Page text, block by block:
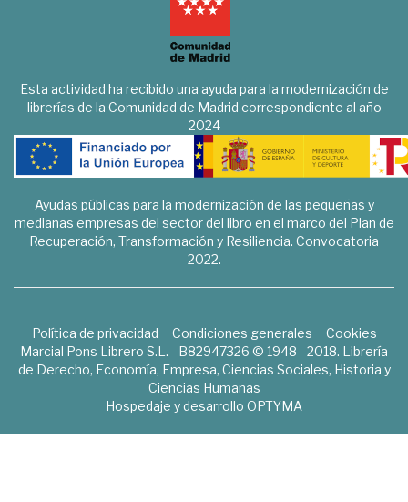
Esta actividad ha recibido una ayuda para la modernización de
librerías de la Comunidad de Madrid correspondiente al año
2024
Ayudas públicas para la modernización de las pequeñas y
medianas empresas del sector del libro en el marco del Plan de
Recuperación, Transformación y Resiliencia. Convocatoria
2022.
Política de privacidad Condiciones generales
Cookies
Marcial Pons Librero S.L. - B82947326 © 1948 - 2018. Librería
de Derecho, Economía, Empresa, Ciencias Sociales, Historia y
Ciencias Humanas
Hospedaje y desarrollo OPTYMA